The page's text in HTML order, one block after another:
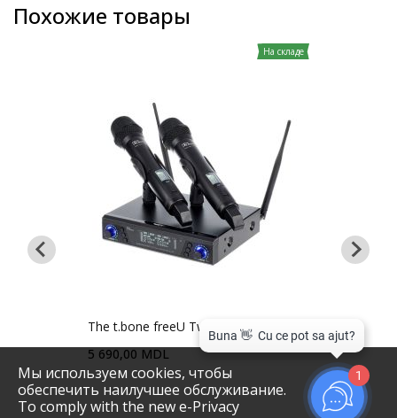
Мы используем cookies, чтобы
обеспечить наилучшее обслуживание.
To comply with the new e-Privacy
Похожие товары
На складе
The t.bone freeU Twin HT
5 690,00 MDL
1